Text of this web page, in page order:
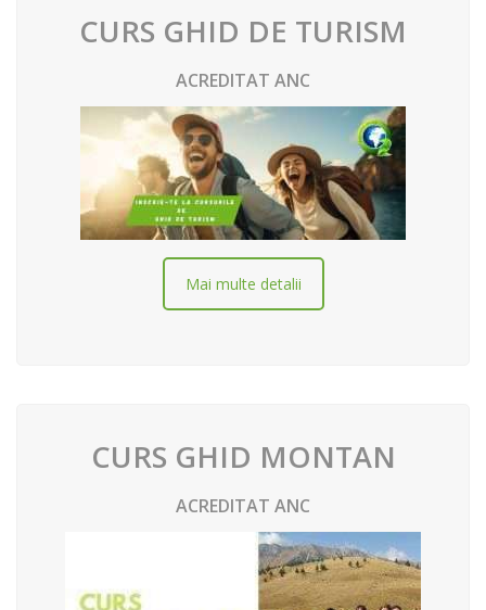
CURS GHID DE TURISM
ACREDITAT ANC
Mai multe detalii
CURS GHID MONTAN
ACREDITAT ANC